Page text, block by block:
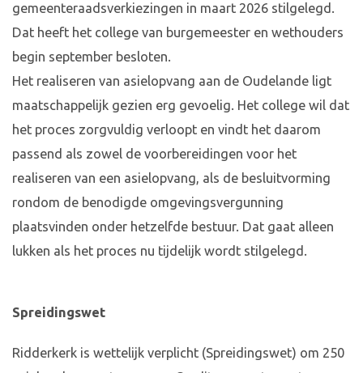
gemeenteraadsverkiezingen in maart 2026 stilgelegd.
Dat heeft het college van burgemeester en wethouders
begin september besloten.
Het realiseren van asielopvang aan de Oudelande ligt
maatschappelijk gezien erg gevoelig. Het college wil dat
het proces zorgvuldig verloopt en vindt het daarom
passend als zowel de voorbereidingen voor het
realiseren van een asielopvang, als de besluitvorming
rondom de benodigde omgevingsvergunning
plaatsvinden onder hetzelfde bestuur. Dat gaat alleen
lukken als het proces nu tijdelijk wordt stilgelegd.
Spreidingswet
Ridderkerk is wettelijk verplicht (Spreidingswet) om 250